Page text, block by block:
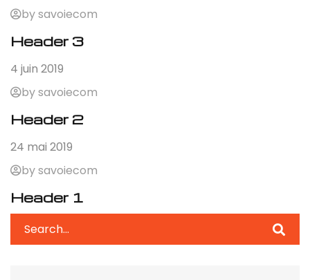
by savoiecom
Header 3
4 juin 2019
by savoiecom
Header 2
24 mai 2019
by savoiecom
Header 1